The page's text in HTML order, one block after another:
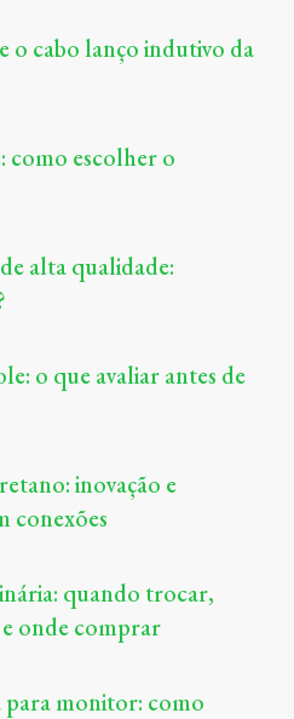
o cabo lanço indutivo da
como escolher o
alta qualidade:
o que avaliar antes de
inovação e
conexões
quando trocar,
onde comprar
para monitor: como